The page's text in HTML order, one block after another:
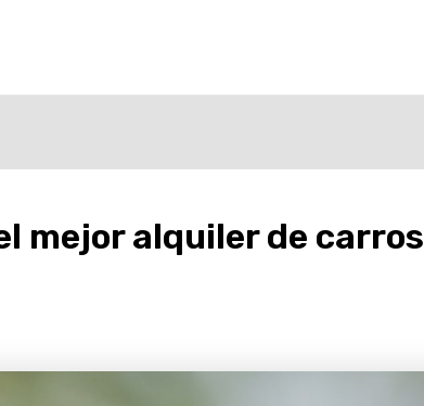
mejor alquiler de carros